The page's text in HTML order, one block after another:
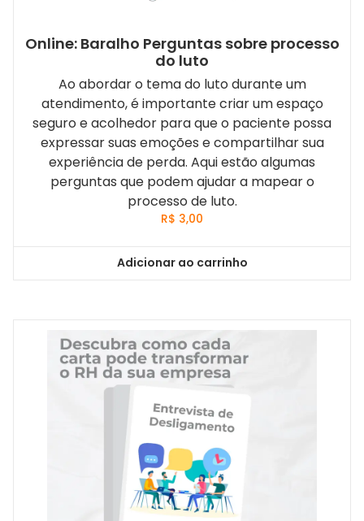
Online: Baralho Perguntas sobre processo
do luto
Ao abordar o tema do luto durante um
atendimento, é importante criar um espaço
seguro e acolhedor para que o paciente possa
expressar suas emoções e compartilhar sua
experiência de perda. Aqui estão algumas
perguntas que podem ajudar a mapear o
processo de luto.
R$ 3,00
Adicionar ao carrinho